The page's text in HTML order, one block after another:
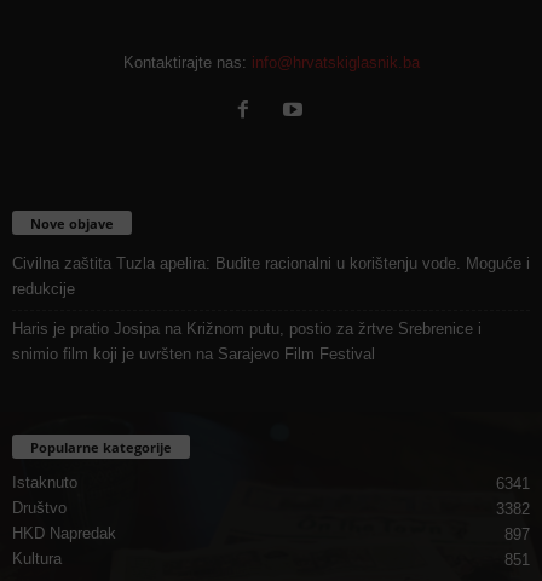
Kontaktirajte nas: info@hrvatskiglasnik.ba
Nove objave
Civilna zaštita Tuzla apelira: Budite racionalni u korištenju vode. Moguće i
redukcije
Haris je pratio Josipa na Križnom putu, postio za žrtve Srebrenice i
snimio film koji je uvršten na Sarajevo Film Festival
Popularne kategorije
Istaknuto
6341
Društvo
3382
HKD Napredak
897
Kultura
851